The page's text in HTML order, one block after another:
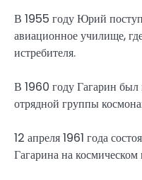
В 1955 году Юрий
авиационное училище,
истребителя.
В 1960 году Гагарин был
отрядной группы
12 апреля 1961 года
Гагарина на космическом